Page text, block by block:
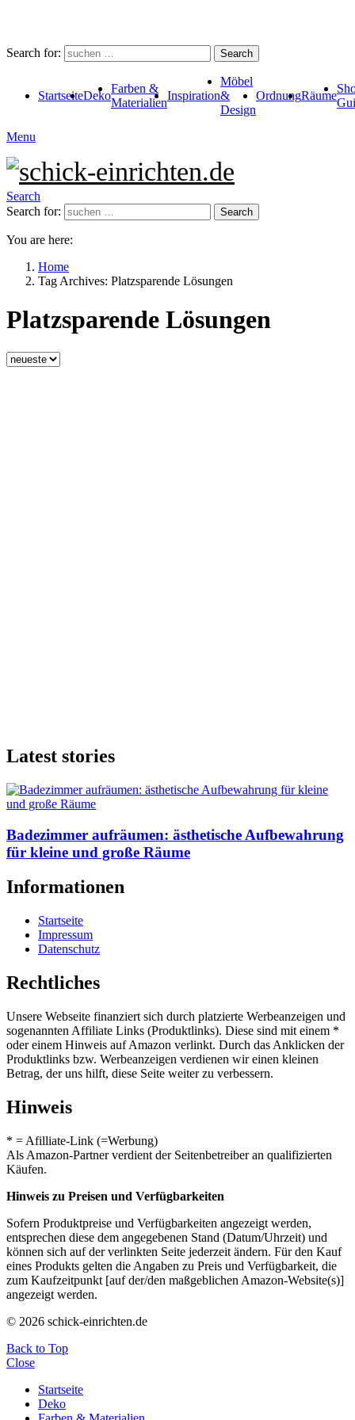
Search for: Search
StartseiteDeko
Farben &
Materialien
Inspiration
Möbel
&
Design
OrdnungRäume
Menu
Search
Search for:
Search
You are here:
Home
Tag Archives: Platzsparende Lösungen
Platzsparende Lösungen
Latest stories
Badezimmer aufräumen: ästhetische Aufbewahrung
für kleine und große Räume
Informationen
Startseite
Impressum
Datenschutz
Rechtliches
Unsere Webseite finanziert sich durch platzierte Werbeanzeigen und
sogenannten Affiliate Links (Produktlinks). Diese sind mit einem *
oder einem Hinweis auf Amazon verlinkt. Durch das Anklicken der
Produktlinks bzw. Werbeanzeigen verdienen wir einen kleinen
Betrag, der uns hilft, diese Seite weiter zu verbessern.
Hinweis
* = Afilliate-Link (=Werbung)
Als Amazon-Partner verdient der Seitenbetreiber an qualifizierten
Käufen.
Hinweis zu Preisen und Verfügbarkeiten
Sofern Produktpreise und Verfügbarkeiten angezeigt werden,
entsprechen diese dem angegebenen Stand (Datum/Uhrzeit) und
können sich auf der verlinkten Seite jederzeit ändern. Für den Kauf
eines Produkts gelten die Angaben zu Preis und Verfügbarkeit, die
zum Kaufzeitpunkt [auf der/den maßgeblichen Amazon-Website(s)]
angezeigt werden.
© 2026 schick-einrichten.de
Back to Top
Close
Startseite
Deko